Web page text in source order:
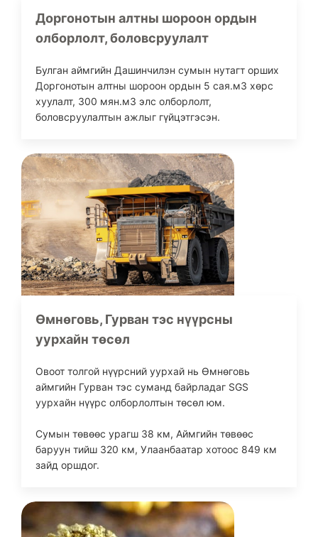
Доргонотын алтны шороон ордын
олборлолт, боловсруулалт
Булган аймгийн Дашинчилэн сумын нутагт орших
Доргонотын алтны шороон ордын 5 сая.м3 хөрс
хуулалт, 300 мян.м3 элс олборлолт,
боловсруулалтын ажлыг гүйцэтгэсэн.
Өмнөговь, Гурван тэс нүүрсны
уурхайн төсөл
Овоот толгой нүүрсний уурхай нь Өмнөговь
аймгийн Гурван тэс суманд байрладаг SGS
уурхайн нүүрс олборлолтын төсөл юм.
Сумын төвөөс урагш 38 км, Аймгийн төвөөс
баруун тийш 320 км, Улаанбаатар хотоос 849 км
зайд оршдог.